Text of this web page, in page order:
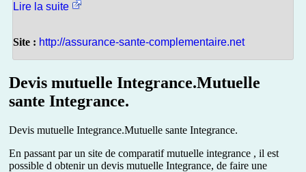
Lire la suite
Site : http://assurance-sante-complementaire.net
Devis mutuelle Integrance.Mutuelle
sante Integrance.
Devis mutuelle Integrance.Mutuelle sante Integrance.
En passant par un site de comparatif mutuelle integrance , il est
possible d obtenir un devis mutuelle Integrance, de faire une